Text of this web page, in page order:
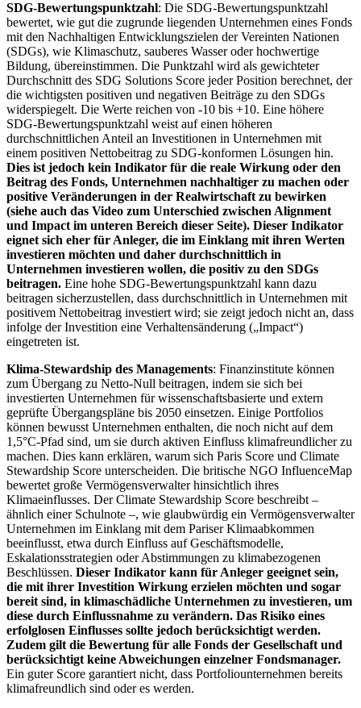
SDG-Bewertungspunktzahl: Die SDG-Bewertungspunktzahl
bewertet, wie gut die zugrunde liegenden Unternehmen eines Fonds
mit den Nachhaltigen Entwicklungszielen der Vereinten Nationen
(SDGs), wie Klimaschutz, sauberes Wasser oder hochwertige
Bildung, übereinstimmen. Die Punktzahl wird als gewichteter
Durchschnitt des SDG Solutions Score jeder Position berechnet, der
die wichtigsten positiven und negativen Beiträge zu den SDGs
widerspiegelt. Die Werte reichen von -10 bis +10. Eine höhere
SDG-Bewertungspunktzahl weist auf einen höheren
durchschnittlichen Anteil an Investitionen in Unternehmen mit
einem positiven Nettobeitrag zu SDG-konformen Lösungen hin.
Dies ist jedoch kein Indikator für die reale Wirkung oder den
Beitrag des Fonds, Unternehmen nachhaltiger zu machen oder
positive Veränderungen in der Realwirtschaft zu bewirken
(siehe auch das Video zum Unterschied zwischen Alignment
und Impact im unteren Bereich dieser Seite). Dieser Indikator
eignet sich eher für Anleger, die im Einklang mit ihren Werten
investieren möchten und daher durchschnittlich in
Unternehmen investieren wollen, die positiv zu den SDGs
beitragen. Eine hohe SDG-Bewertungspunktzahl kann dazu
beitragen sicherzustellen, dass durchschnittlich in Unternehmen mit
positivem Nettobeitrag investiert wird; sie zeigt jedoch nicht an, dass
infolge der Investition eine Verhaltensänderung („Impact“)
eingetreten ist.
Klima-Stewardship des Managements: Finanzinstitute können
zum Übergang zu Netto-Null beitragen, indem sie sich bei
investierten Unternehmen für wissenschaftsbasierte und extern
geprüfte Übergangspläne bis 2050 einsetzen. Einige Portfolios
können bewusst Unternehmen enthalten, die noch nicht auf dem
1,5°C-Pfad sind, um sie durch aktiven Einfluss klimafreundlicher zu
machen. Dies kann erklären, warum sich Paris Score und Climate
Stewardship Score unterscheiden. Die britische NGO InfluenceMap
bewertet große Vermögensverwalter hinsichtlich ihres
Klimaeinflusses. Der Climate Stewardship Score beschreibt –
ähnlich einer Schulnote –, wie glaubwürdig ein Vermögensverwalter
Unternehmen im Einklang mit dem Pariser Klimaabkommen
beeinflusst, etwa durch Einfluss auf Geschäftsmodelle,
Eskalationsstrategien oder Abstimmungen zu klimabezogenen
Beschlüssen. Dieser Indikator kann für Anleger geeignet sein,
die mit ihrer Investition Wirkung erzielen möchten und sogar
bereit sind, in klimaschädliche Unternehmen zu investieren, um
diese durch Einflussnahme zu verändern. Das Risiko eines
erfolglosen Einflusses sollte jedoch berücksichtigt werden.
Zudem gilt die Bewertung für alle Fonds der Gesellschaft und
berücksichtigt keine Abweichungen einzelner Fondsmanager.
Ein guter Score garantiert nicht, dass Portfoliounternehmen bereits
klimafreundlich sind oder es werden.